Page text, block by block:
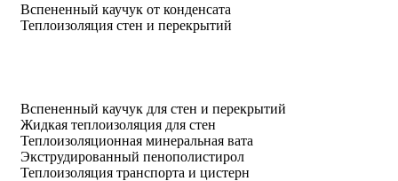
Вспененный каучук от конденсата
Теплоизоляция стен и перекрытий
Вспененный каучук для стен и перекрытий
Жидкая теплоизоляция для стен
Теплоизоляционная минеральная вата
Экструдированный пенополистирол
Теплоизоляция транспорта и цистерн